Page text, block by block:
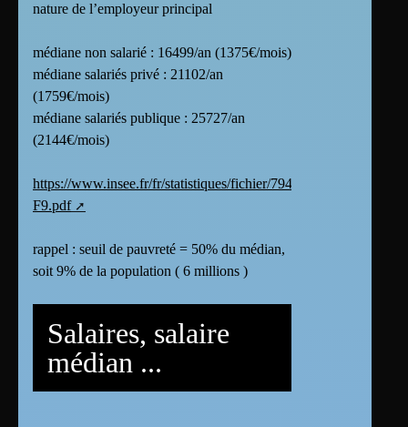
nature de l’employeur principal
médiane non salarié : 16499/an (1375€/mois)
médiane salariés privé : 21102/an
(1759€/mois)
médiane salariés publique : 25727/an
(2144€/mois)
https://www.insee.fr/fr/statistiques/fichier/7941387/RPM2024-
F9.pdf
rappel : seuil de pauvreté = 50% du médian,
soit 9% de la population ( 6 millions )
Salaires, salaire
médian ...